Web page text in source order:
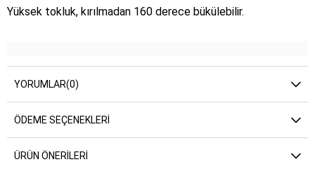
Yüksek tokluk, kırılmadan 160 derece bükülebilir.
YORUMLAR(0)
ÖDEME SEÇENEKLERI
ÜRÜN ÖNERILERI